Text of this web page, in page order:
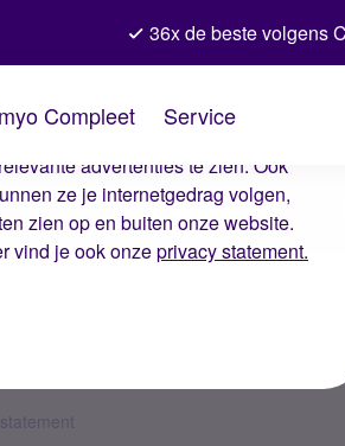
wij ervoor dat je ervaring op de
advertenties te zien. Ook
ze je internetgedrag volgen,
zien op en buiten onze website.
vind je ook onzeprivacy statement.
36x de beste volgens
Compleet Service
Start een topic